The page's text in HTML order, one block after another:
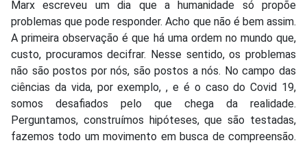
Marx escreveu um dia que a humanidade só propõe
problemas que pode responder. Acho que não é bem assim.
A primeira observação é que há uma ordem no mundo que,
custo, procuramos decifrar. Nesse sentido, os problemas
não são postos por nós, são postos a nós. No campo das
ciências da vida, por exemplo, , e é o caso do Covid 19,
somos desafiados pelo que chega da realidade.
Perguntamos, construímos hipóteses, que são testadas,
fazemos todo um movimento em busca de compreensão.